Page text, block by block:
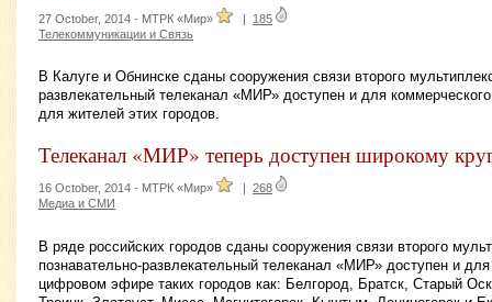
27 October, 2014 - МТРК «Мир» | 185
Телекоммуникации и Связь
В Калуге и Обнинске сданы сооружения связи второго
развлекательный телеканал «МИР» доступен и для
для жителей этих городов.
Телеканал «МИР» теперь доступен широкому
16 October, 2014 - МТРК «Мир» | 268
Медиа и СМИ
В ряде российских городов сданы сооружения связи второго
познавательно-развлекательный телеканал «МИР» доступен и
цифровом эфире таких городов как: Белгород, Братск, Старый